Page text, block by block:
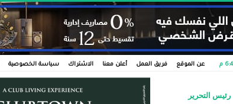
عن الموقع فريق العمل أعلن معنا الاشتراك سياسة الخصوصية
رئيس التحرير